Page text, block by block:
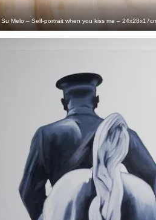
Su Melo – Self-portrait when you kiss me –